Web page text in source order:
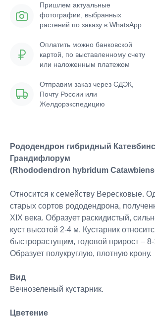
Пришлем актуальные
фотографии, выбранных
растений по заказу в WhatsApp
Отправим заказ через СДЭК,
Почту России или
Желдорэкспедицию
Оплатить можно банковской
картой, по выставленному счету
или наложенным платежом
Рододендрон гибридный
Грандифлорум
(Rhododendron hybridum
Относится к семейству Вересковые.
старых сортов рододендрона,
XIX века. Образует раскидистый,
куст высотой 2-4 м. Кустарник
быстрорастущим, годовой прирост –
Образует полукруглую, плотную крону.
Вид
Вечнозеленый кустарник.
Цветение